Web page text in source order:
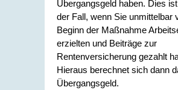
Übergangsgeld haben. Dies
der Fall, wenn Sie unmittelbar
Beginn der Maßnahme
erzielten und Beiträge zur
Rentenversicherung gezahlt
Hieraus berechnet sich dann
Übergangsgeld.